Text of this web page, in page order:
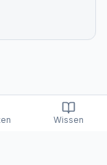
Wissen